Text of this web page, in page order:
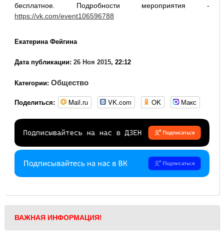
бесплатное. Подробности мероприятия -
https://vk.com/event106596788
Екатерина Фейгина
Дата публикации: 26 Ноя 2015, 22:12
Категории: Общество
Поделиться: Mail.ru VK.com OK Макс
ВАЖНАЯ ИНФОРМАЦИЯ!